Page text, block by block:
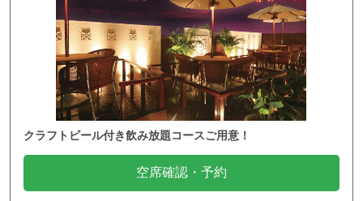
クラフトビール付き飲み放題コースご用意！
空席確認・予約